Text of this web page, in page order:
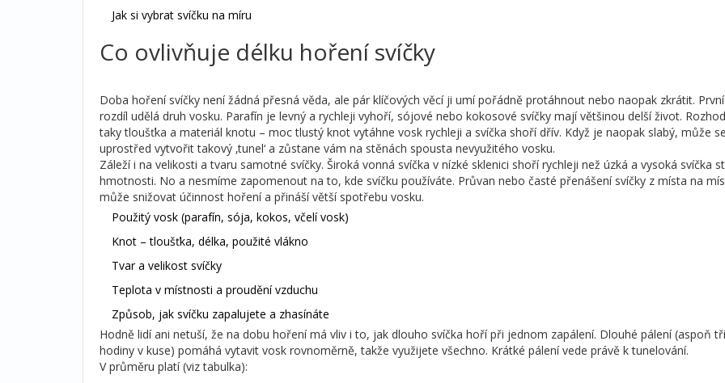
Jak si vybrat svíčku na míru
Co ovlivňuje délku hoření svíčky
Doba hoření svíčky není žádná přesná věda, ale pár klíčových věcí ji umí pořádně protáhnout nebo naopak zkrátit. První
rozdíl udělá druh vosku. Parafín je levný a rychleji vyhoří, sójové nebo kokosové svíčky mají většinou delší život.
taky tloušťka a materiál knotu – moc tlustý knot vytáhne vosk rychleji a svíčka shoří dřív. Když je naopak slabý, může se
uprostřed vytvořit takový ‚tunel‘ a zůstane vám na stěnách spousta nevyužitého vosku.
Záleží i na velikosti a tvaru samotné svíčky. Široká vonná svíčka v nízké sklenici shoří rychleji než úzká a vysoká svíčka
hmotnosti. No a nesmíme zapomenout na to, kde svíčku používáte. Průvan nebo časté přenášení svíčky z místa na
může snižovat účinnost hoření a přináší větší spotřebu vosku.
Použitý vosk (parafín, sója, kokos, včelí vosk)
Knot – tloušťka, délka, použité vlákno
Tvar a velikost svíčky
Teplota v místnosti a proudění vzduchu
Způsob, jak svíčku zapalujete a zhasínáte
Hodně lidí ani netuší, že na dobu hoření má vliv i to, jak dlouho svíčka hoří při jednom zapálení. Dlouhé pálení (aspoň tři
hodiny v kuse) pomáhá vytavit vosk rovnoměrně, takže využijete všechno. Krátké pálení vede právě k tunelování.
V průměru platí (viz tabulka):